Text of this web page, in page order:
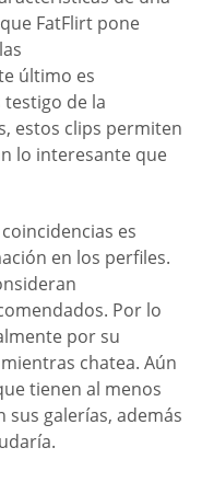
FatFlirt pone
último es
de la
estos clips permiten
lo interesante que
es
en los perfiles.
Por lo
por su
chatea. Aún
tienen al menos
galerías, además